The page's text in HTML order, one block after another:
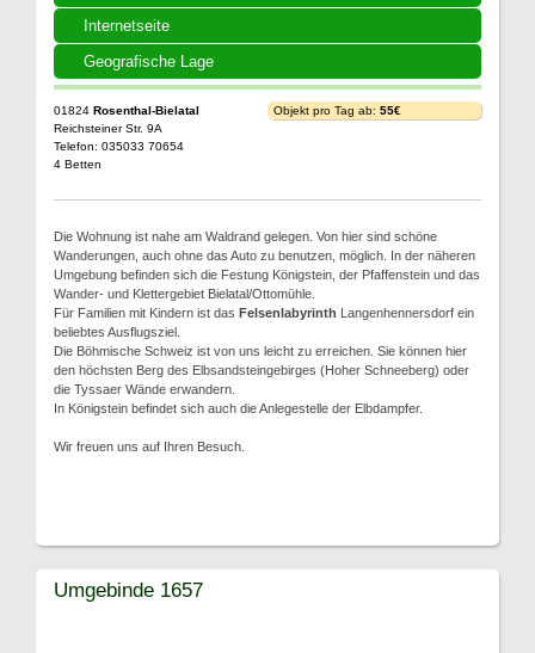
Internetseite
Geografische Lage
01824 Rosenthal-Bielatal
Reichsteiner Str. 9A
Telefon: 035033 70654
4 Betten
Objekt pro Tag ab: 55€
Die Wohnung ist nahe am Waldrand gelegen. Von hier sind schöne
Wanderungen, auch ohne das Auto zu benutzen, möglich. In der näheren
Umgebung befinden sich die Festung Königstein, der Pfaffenstein und das
Wander- und Klettergebiet Bielatal/Ottomühle.
Für Familien mit Kindern ist das Felsenlabyrinth Langenhennersdorf ein
beliebtes Ausflugsziel.
Die Böhmische Schweiz ist von uns leicht zu erreichen. Sie können hier
den höchsten Berg des Elbsandsteingebirges (Hoher Schneeberg) oder
die Tyssaer Wände erwandern.
In Königstein befindet sich auch die Anlegestelle der Elbdampfer.
Wir freuen uns auf Ihren Besuch.
Umgebinde 1657